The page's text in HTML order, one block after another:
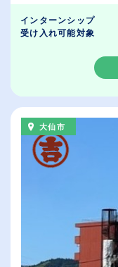
インターンシップ
受け入れ可能対象
大仙市